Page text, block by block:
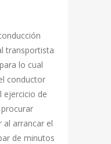
transportista
lo cual
conductor
ejercicio de
arrancar el
de minutos